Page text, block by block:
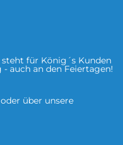
für König´s Kunden
auch an den Feiertagen!
über unsere